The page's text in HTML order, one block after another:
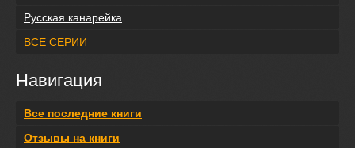
Русская канарейка
ВСЕ СЕРИИ
Навигация
Все последние книги
Отзывы на книги